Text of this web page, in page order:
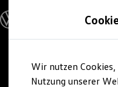
Hauptinhalt
springen
Footer
springen
Modelle und
Konfigurator
Modelle
Elektroautos
ENERGY
Wir nutzen
Nutzung unserer